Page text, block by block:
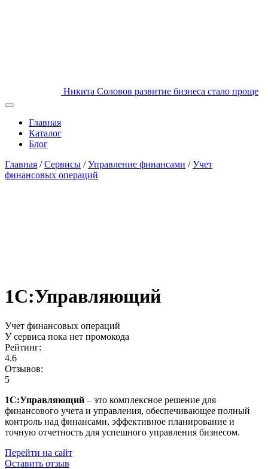
Никита Соловов развитие бизнеса стало проще
Главная
Каталог
Блог
Главная / Сервисы / Управление финансами / Учет
финансовых операций
1С:Управляющий
Учет финансовых операций
У сервиса пока нет промокода
Рейтинг:
4.6
Отзывов:
5
1С:Управляющий – это комплексное решение для
финансового учета и управления, обеспечивающее полный
контроль над финансами, эффективное планирование и
точную отчетность для успешного управления бизнесом.
Перейти на сайт
Оставить отзыв